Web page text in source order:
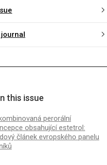
this issue
perorální
obsahující estetrol:
článek evropského panelu